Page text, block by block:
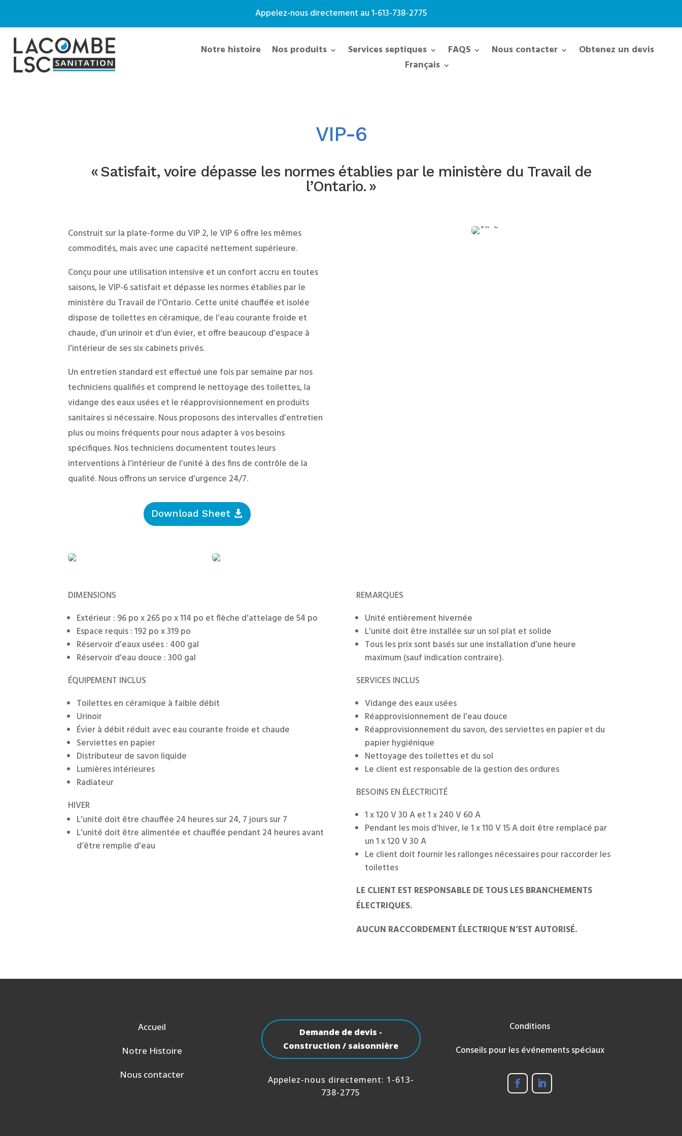
Appelez-nous directement au1-613-738-2775
Notre histoire Nos produits Services septiques FAQS Nous contacter
Obtenez un devis
Français
VIP-6
« Satisfait, voire dépasse les normes établies par le ministère du Travail de
l’Ontario. »
Construit sur la plate-forme du VIP 2, le VIP 6 offre les mêmes
commodités, mais avec une capacité nettement supérieure.
Conçu pour une utilisation intensive et un confort accru en toutes
saisons, le VIP-6 satisfait et dépasse les normes établies par le
ministère du Travail de l’Ontario. Cette unité chauffée et isolée
dispose de toilettes en céramique, de l’eau courante froide et
chaude, d’un urinoir et d’un évier, et offre beaucoup d’espace à
l’intérieur de ses six cabinets privés.
Un entretien standard est effectué une fois par semaine par nos
techniciens qualifiés et comprend le nettoyage des toilettes, la
vidange des eaux usées et le réapprovisionnement en produits
sanitaires si nécessaire. Nous proposons des intervalles d’entretien
plus ou moins fréquents pour nous adapter à vos besoins
spécifiques. Nos techniciens documentent toutes leurs
interventions à l’intérieur de l’unité à des fins de contrôle de la
qualité. Nous offrons un service d’urgence 24/7.
Download Sheet
DIMENSIONS
Extérieur : 96 po x 265 po x 114 po et flèche d’attelage de 54 po
Espace requis : 192 po x 319 po
Réservoir d’eaux usées : 400 gal
Réservoir d’eau douce : 300 gal
ÉQUIPEMENT INCLUS
Toilettes en céramique à faible débit
Urinoir
Évier à débit réduit avec eau courante froide et chaude
Serviettes en papier
Distributeur de savon liquide
Lumières intérieures
Radiateur
HIVER
L’unité doit être chauffée 24 heures sur 24, 7 jours sur 7
L’unité doit être alimentée et chauffée pendant 24 heures avant
d’être remplie d’eau
REMARQUES
Unité entièrement hivernée
L’unité doit être installée sur un sol plat et solide
Tous les prix sont basés sur une installation d’une heure
maximum (sauf indication contraire).
SERVICES INCLUS
Vidange des eaux usées
Réapprovisionnement de l’eau douce
Réapprovisionnement du savon, des serviettes en papier et du
papier hygiénique
Nettoyage des toilettes et du sol
Le client est responsable de la gestion des ordures
BESOINS EN ÉLECTRICITÉ
1 x 120 V 30 A et 1 x 240 V 60 A
Pendant les mois d’hiver, le 1 x 110 V 15 A doit être remplacé par
un 1 x 120 V 30 A
Le client doit fournir les rallonges nécessaires pour raccorder les
toilettes
LE CLIENT EST RESPONSABLE DE TOUS LES BRANCHEMENTS
ÉLECTRIQUES.
AUCUN RACCORDEMENT ÉLECTRIQUE N’EST AUTORISÉ.
Accueil
Notre Histoire
Nous contacter
Demande de devis -
Construction / saisonnière
Appelez-nous directement: 1-613-
738-2775
Conditions
Conseils pour les événements spéciaux